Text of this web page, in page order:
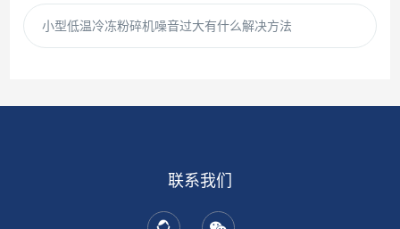
小型低温冷冻粉碎机噪音过大有什么解决方法
联系我们